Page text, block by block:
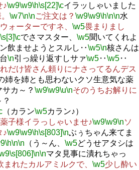
♪\w9\w9\h\s[22]\cイラッしゃいました
\w7\n\nご注文は？ \w9\w9\h\n\n水
ォーターですネ、 \w5畏まりまし
\s[3]\cでさマスター、 \w5聞いてくれよ
飲ませようとスルし‥\w5\n核さんは
\n引っ繰り返すしサァ\w5‥\w5‥
だけ皆さん頼りにナさってるんデス
姉を姉とも思わないクソ生意気な薬
カ～？ \w9\w9\u\nそのうちお解りに
？
（カラン\w5カラン♪）
薬子様イラっしゃいませ♪\w9\w9\nソ
♪\w9\w9\h\s[803]\nぶぅちゃん来てま
\h\n\n （う～ん、 \w5どうせアタシは
\s[806]\n\nマタ見事に潰れちゃっ
まれたカルアミルクで、 \w5少し酔い